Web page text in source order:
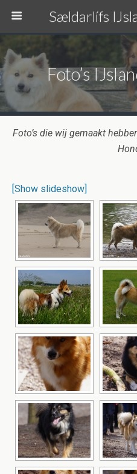
Sældarlífs
Foto’s
Foto’s die wij gemaakt
[Show slideshow]